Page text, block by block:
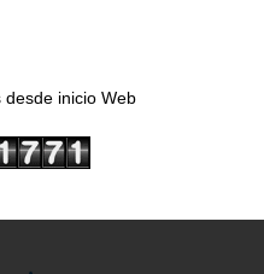
desde inicio Web